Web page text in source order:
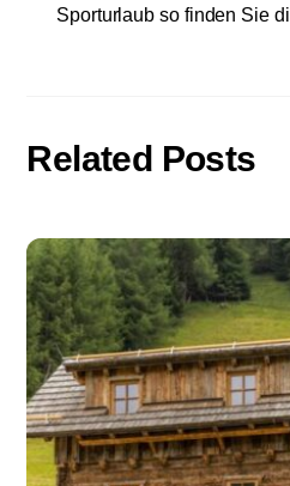
Sporturlaub so finden Sie
Related Posts